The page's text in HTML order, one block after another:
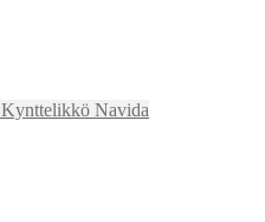
Kynttelikkö Navida